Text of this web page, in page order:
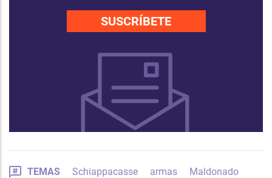
SUSCRÍBETE
TEMAS Schiappacasse armas Maldonado